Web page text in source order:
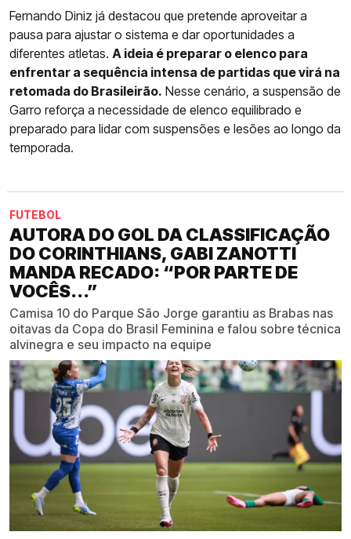
Fernando Diniz já destacou que pretende aproveitar a
pausa para ajustar o sistema e dar oportunidades a
diferentes atletas. A ideia é preparar o elenco para
enfrentar a sequência intensa de partidas que virá na
retomada do Brasileirão. Nesse cenário, a suspensão de
Garro reforça a necessidade de elenco equilibrado e
preparado para lidar com suspensões e lesões ao longo da
temporada.
FUTEBOL
AUTORA DO GOL DA CLASSIFICAÇÃO
DO CORINTHIANS, GABI ZANOTTI
MANDA RECADO: “POR PARTE DE
VOCÊS...”
Camisa 10 do Parque São Jorge garantiu as Brabas nas
oitavas da Copa do Brasil Feminina e falou sobre técnica
alvinegra e seu impacto na equipe